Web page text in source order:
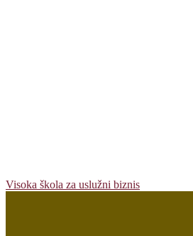
Visoka škola za uslužni biznis